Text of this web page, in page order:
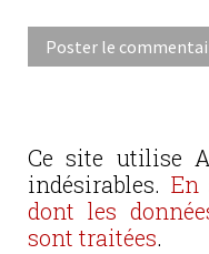
Ce site utilise
indésirables. En
dont les
sont traitées.